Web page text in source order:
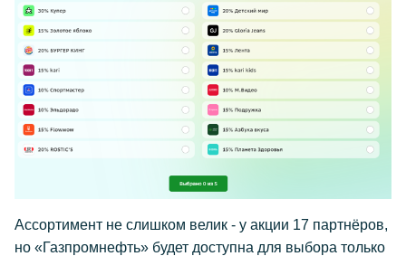
Ассортимент не слишком велик - у акции 17 партнёров,
но «Газпромнефть» будет доступна для выбора только